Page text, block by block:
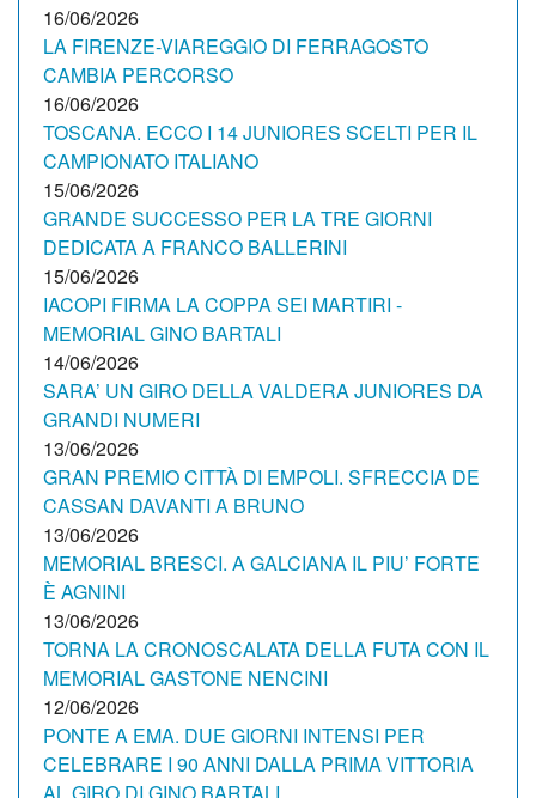
16/06/2026
LA FIRENZE-VIAREGGIO DI FERRAGOSTO
CAMBIA PERCORSO
16/06/2026
TOSCANA. ECCO I 14 JUNIORES SCELTI PER IL
CAMPIONATO ITALIANO
15/06/2026
GRANDE SUCCESSO PER LA TRE GIORNI
DEDICATA A FRANCO BALLERINI
15/06/2026
IACOPI FIRMA LA COPPA SEI MARTIRI -
MEMORIAL GINO BARTALI
14/06/2026
SARA’ UN GIRO DELLA VALDERA JUNIORES DA
GRANDI NUMERI
13/06/2026
GRAN PREMIO CITTÀ DI EMPOLI. SFRECCIA DE
CASSAN DAVANTI A BRUNO
13/06/2026
MEMORIAL BRESCI. A GALCIANA IL PIU’ FORTE
È AGNINI
13/06/2026
TORNA LA CRONOSCALATA DELLA FUTA CON IL
MEMORIAL GASTONE NENCINI
12/06/2026
PONTE A EMA. DUE GIORNI INTENSI PER
CELEBRARE I 90 ANNI DALLA PRIMA VITTORIA